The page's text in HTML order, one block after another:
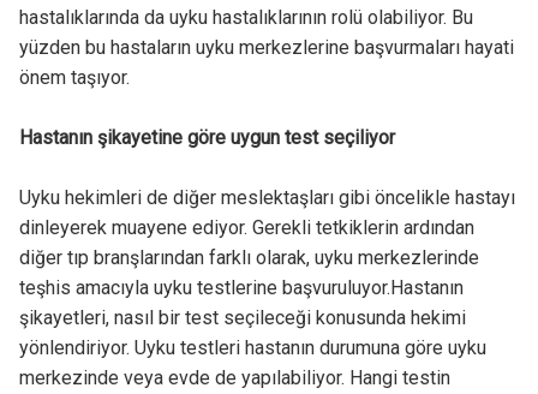
hastalıklarında da uyku hastalıklarının rolü olabiliyor. Bu
yüzden bu hastaların uyku merkezlerine başvurmaları hayati
önem taşıyor.
Hastanın şikayetine göre uygun test seçiliyor
Uyku hekimleri de diğer meslektaşları gibi öncelikle hastayı
dinleyerek muayene ediyor. Gerekli tetkiklerin ardından
diğer tıp branşlarından farklı olarak, uyku merkezlerinde
teşhis amacıyla uyku testlerine başvuruluyor.Hastanın
şikayetleri, nasıl bir test seçileceği konusunda hekimi
yönlendiriyor. Uyku testleri hastanın durumuna göre uyku
merkezinde veya evde de yapılabiliyor. Hangi testin